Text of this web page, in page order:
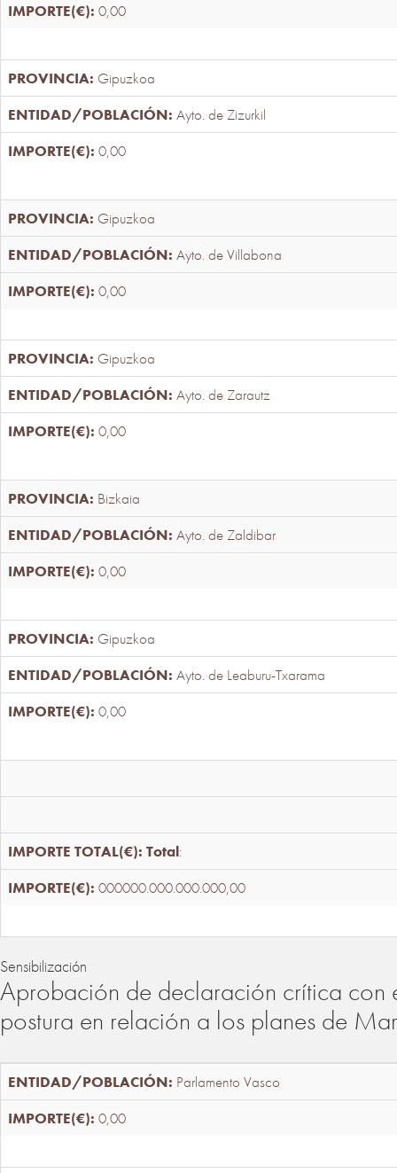
0,00
Gipuzkoa
Ayto. de Zizurkil
0,00
Gipuzkoa
Ayto. de Villabona
0,00
Gipuzkoa
Ayto. de Zarautz
0,00
Bizkaia
Ayto. de Zaldibar
0,00
Gipuzkoa
Ayto. de Leaburu-Txarama
0,00
Total:
000000.000.000.000,00
Sensibilización
Aprobación de declaración crítica con
postura en relación a los planes de
Parlamento Vasco
0,00